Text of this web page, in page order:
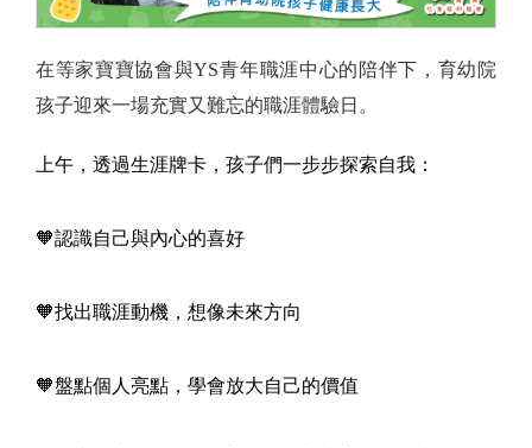
在等家寶寶協會與YS青年職涯中心的陪伴下，育幼院
孩子迎來一場充實又難忘的職涯體驗日。
上午，透過生涯牌卡，孩子們一步步探索自我：
🧡認識自己與內心的喜好
🧡找出職涯動機，想像未來方向
🧡盤點個人亮點，學會放大自己的價值